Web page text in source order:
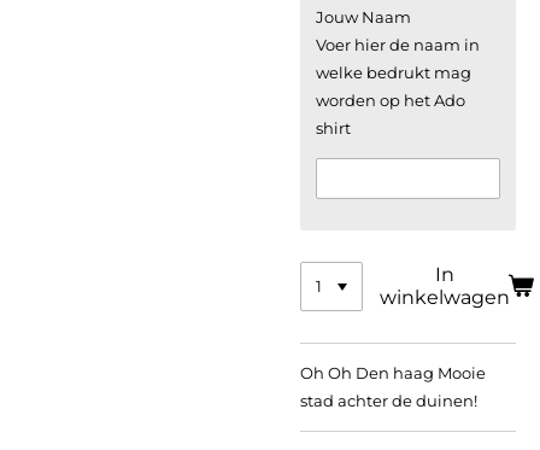
Jouw Naam
Voer hier de naam in
welke bedrukt mag
worden op het Ado
shirt
In
winkelwagen
Oh Oh Den haag Mooie
stad achter de duinen!